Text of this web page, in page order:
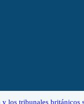
los tribunales británicos